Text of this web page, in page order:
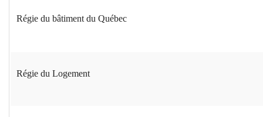
Régie du bâtiment du Québec
Régie du Logement